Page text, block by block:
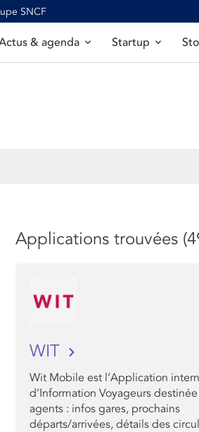
SNCF
& agenda Startup
Applications trouvées
WIT
Wit Mobile est l’Application
d’Information Voyageurs
agents : infos gares, prochains
départs/arrivées, détails des